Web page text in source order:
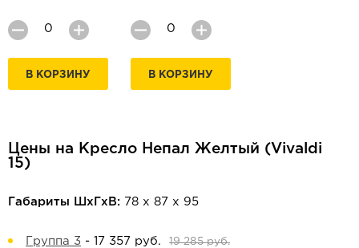
В КОРЗИНУ В КОРЗИНУ
Цены на Кресло Непал Желтый (Vivaldi
15)
Габариты ШхГхВ: 78 х 87 х 95
Группа 3 - 17 357 руб. 19 285 руб.